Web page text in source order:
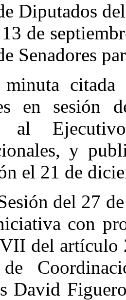
Diputados
de
Senadores
citada
en sesión
al
y
el 21 de
del 27
con
del artículo
David